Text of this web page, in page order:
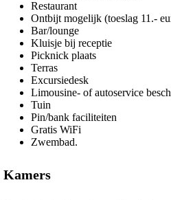
Restaurant
Ontbijt mogelijk (toeslag 11.-
Bar/lounge
Kluisje bij receptie
Picknick plaats
Terras
Excursiedesk
Limousine- of autoservice
Tuin
Pin/bank faciliteiten
Gratis WiFi
Zwembad.
Kamers